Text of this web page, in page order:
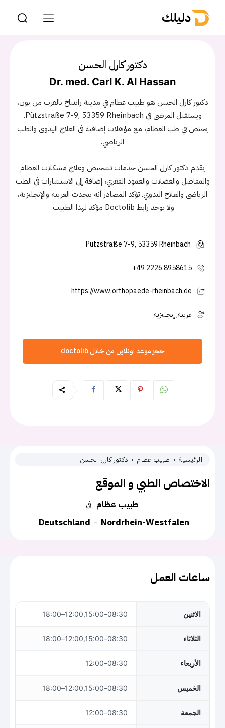
دليلك
الرئيسية طبيب عظام دكتور كارل الحسن
الاختصاص الطبي و الموقع
في طبيب عظام
Deutschland
Nordrhein-Westfalen
ساعات العمل
الاثنين 08:30–12:00,15:00–18:00
الثلاثاء 08:30–12:00,15:00–18:00
الأربعاء 08:30–12:00
الخميس 08:30–12:00,15:00–18:00
الجمعة 08:30–12:00
دكتور كارل الحسن
Dr. med. Carl K. Al Hassan
دكتور كارل الحسن هو طبيب عظام في مدينة راينباخ بالقرب من بون،
ويستقبل المرضى في Pützstraße 7-9, 53359 Rheinbach.
يختص في طب العظام، مع مؤهلات إضافية في العلاج اليدوي والطب
الرياضي.
يقدم دكتور كارل الحسن خدمات تشخيص وعلاج مشكلات العظام
والمفاصل والعضلات والعمود الفقري، إضافة إلى الاستشارات في الطب
الرياضي والعلاج اليدوي. تؤكد المصادر أنه يتحدث العربية والإنجليزية،
ولا يوجد رابط Doctolib مؤكد لهذا الطبيب.
Pützstraße 7-9, 53359 Rheinbach
+49 2226 8958615
https://www.orthopaede-rheinbach.de
عربية, إنجليزية
حجز موعد اونلاين من خلال doctolib